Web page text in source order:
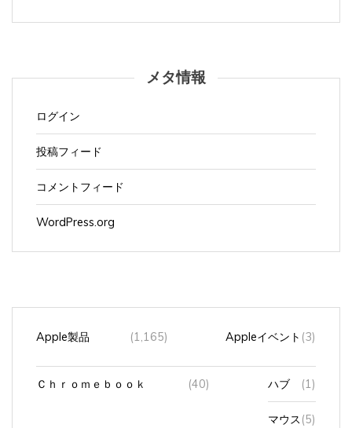
メタ情報
ログイン
投稿フィード
コメントフィード
WordPress.org
Apple製品 (1,165) Appleイベント (3)
(40) ハブ (1)
マウス (5)